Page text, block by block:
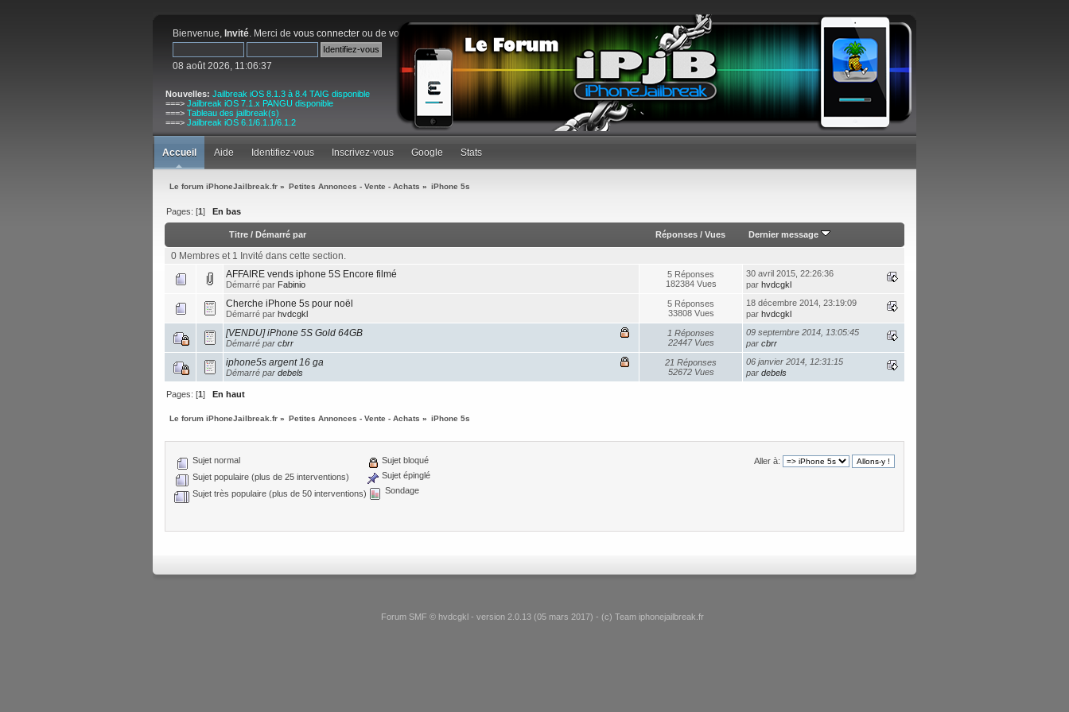
Bienvenue, Invité. Merci de vous connecter ou de vous inscrire
08 août 2026, 11:06:37
Nouvelles: Jailbreak iOS 8.1.3 à 8.4 TAIG disponible
===> Jailbreak iOS 7.1.x PANGU disponible
===> Tableau des jailbreak(s)
===> Jailbreak iOS 6.1/6.1.1/6.1.2
Accueil Aide Identifiez-vous Inscrivez-vous Google Stats
Le forum iPhoneJailbreak.fr » Petites Annonces - Vente - Achats » iPhone 5s
Pages: [1] En bas
Titre/ Démarré par Réponses / Vues Dernier message
0 Membres et 1 Invité dans cette section.
AFFAIRE vends iphone 5S Encore filmé
Démarré par Fabinio
5 Réponses
182384 Vues
30 avril 2015, 22:26:36
par hvdcgkl
Cherche iPhone 5s pour noël
Démarré par hvdcgkl
5 Réponses
33808 Vues
18 décembre 2014, 23:19:09
par hvdcgkl
[VENDU] iPhone 5S Gold 64GB
Démarré par cbrr
1 Réponses
22447 Vues
09 septembre 2014, 13:05:45
par cbrr
iphone5s argent 16 ga
Démarré par debels
21 Réponses
52672 Vues
06 janvier 2014, 12:31:15
par debels
Pages: [1]En haut
Le forum iPhoneJailbreak.fr » Petites Annonces - Vente - Achats » iPhone 5s
Aller à:
Sujet normal
Sujet populaire (plus de 25 interventions)
Sujet très populaire (plus de 50 interventions)
Sujet bloqué
Sujet épinglé
Sondage
Forum SMF © hvdcgkl - version 2.0.13 (05 mars 2017) - (c) Team iphonejailbreak.fr